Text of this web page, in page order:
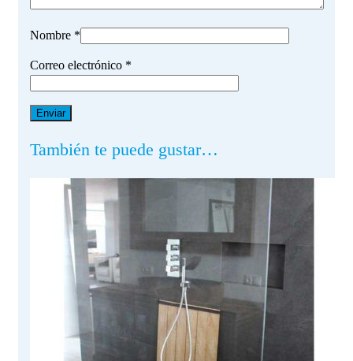
Nombre *
Correo electrónico *
También te puede gustar…